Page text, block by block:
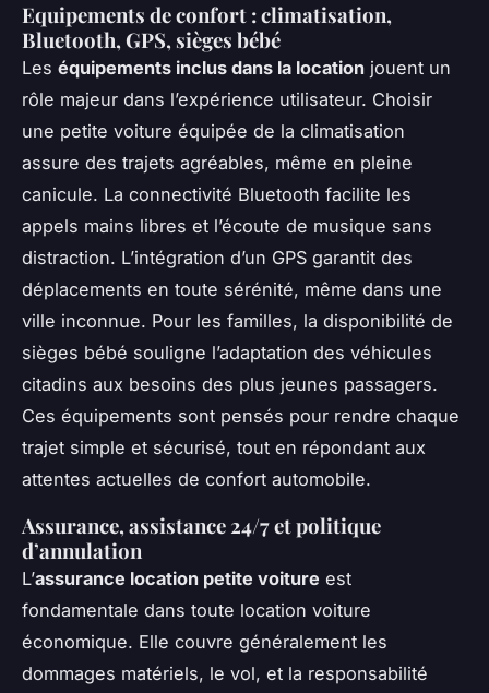
Equipements de confort : climatisation,
Bluetooth, GPS, sièges bébé
Les équipements inclus dans la location jouent un
rôle majeur dans l’expérience utilisateur. Choisir
une petite voiture équipée de la climatisation
assure des trajets agréables, même en pleine
canicule. La connectivité Bluetooth facilite les
appels mains libres et l’écoute de musique sans
distraction. L’intégration d’un GPS garantit des
déplacements en toute sérénité, même dans une
ville inconnue. Pour les familles, la disponibilité de
sièges bébé souligne l’adaptation des véhicules
citadins aux besoins des plus jeunes passagers.
Ces équipements sont pensés pour rendre chaque
trajet simple et sécurisé, tout en répondant aux
attentes actuelles de confort automobile.
Assurance, assistance 24/7 et politique
d’annulation
L’assurance location petite voiture est
fondamentale dans toute location voiture
économique. Elle couvre généralement les
dommages matériels, le vol, et la responsabilité